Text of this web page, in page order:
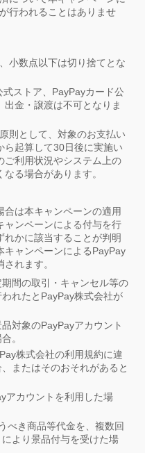
行われることはありませ
小数点以下は切り捨てとな
ストア、PayPayカード公
金・譲渡は不可となりま
則として、対象のお支払い
ら起算して30日後に実施い
ご利用状況やシステム上の
る場合があります。
合は本キャンペーンの適用
ャンペーンによる付与を行
れかに該当することが判明
キャンペーンによるPayPay
れます。
間の取引・キャンセル等の
れたとPayPay株式会社が
対象のPayPayアカウント
。
株式会社の利用規約に違
またはそのおそれがあると
アカウントを利用した場
べき商品等代金を、複数回
より景品付与を受けた場